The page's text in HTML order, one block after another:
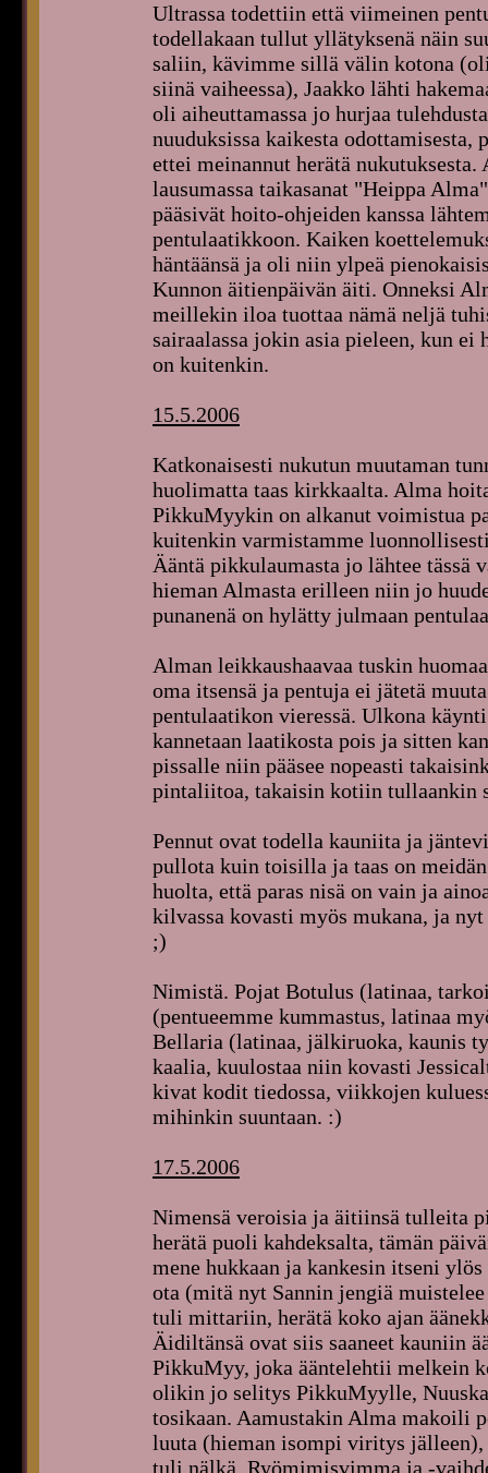
Ultrassa todettiin että viimeinen
todellakaan tullut yllätyksenä näin
saliin, kävimme sillä välin kotona
siinä vaiheessa), Jaakko lähti
oli aiheuttamassa jo hurjaa
nuuduksissa kaikesta odottamisesta,
ettei meinannut herätä
lausumassa taikasanat "Heippa
pääsivät hoito-ohjeiden kanssa
pentulaatikkoon. Kaiken
häntäänsä ja oli niin ylpeä
Kunnon äitienpäivän äiti. Onneksi
meillekin iloa tuottaa nämä neljä
sairaalassa jokin asia pieleen, kun
on kuitenkin.
15.5.2006
Katkonaisesti nukutun muutaman
huolimatta taas kirkkaalta. Alma
PikkuMyykin on alkanut voimistua
kuitenkin varmistamme
Ääntä pikkulaumasta jo lähtee
hieman Almasta erilleen niin jo
punanenä on hylätty julmaan
Alman leikkaushaavaa tuskin
oma itsensä ja pentuja ei jätetä
pentulaatikon vieressä. Ulkona
kannetaan laatikosta pois ja sitten
pissalle niin pääsee nopeasti
pintaliitoa, takaisin kotiin tullaankin
Pennut ovat todella kauniita ja
pullota kuin toisilla ja taas on
huolta, että paras nisä on vain ja
kilvassa kovasti myös mukana, ja
;)
Nimistä. Pojat Botulus (latinaa,
(pentueemme kummastus, latinaa
Bellaria (latinaa, jälkiruoka, kaunis
kaalia, kuulostaa niin kovasti
kivat kodit tiedossa, viikkojen
mihinkin suuntaan. :)
17.5.2006
Nimensä veroisia ja äitiinsä tulleita
herätä puoli kahdeksalta, tämän
mene hukkaan ja kankesin itseni
ota (mitä nyt Sannin jengiä
tuli mittariin, herätä koko ajan
Äidiltänsä ovat siis saaneet kauniin
PikkuMyy, joka ääntelehtii melkein
olikin jo selitys PikkuMyylle,
tosikaan. Aamustakin Alma makoili
luuta (hieman isompi viritys jälleen),
tuli nälkä. Ryömimisvimma ja -